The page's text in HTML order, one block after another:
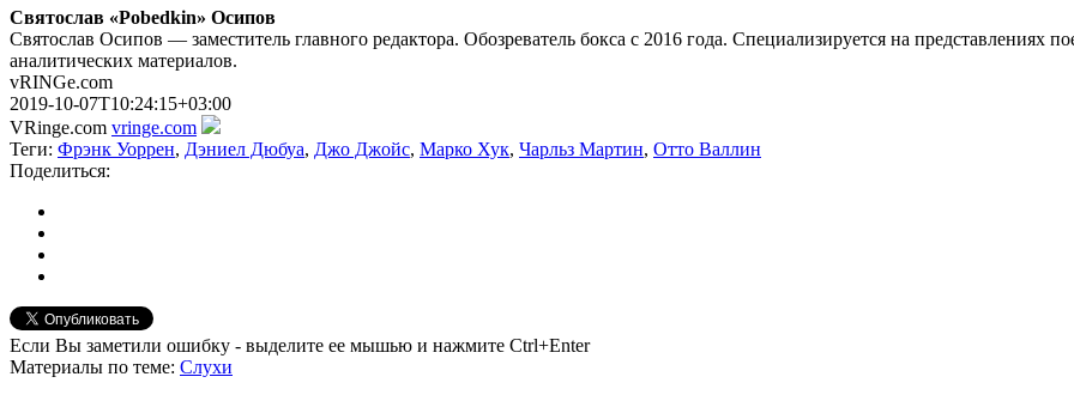
Святослав «Pobedkin» Осипов
Святослав Осипов — заместитель главного редактора. Обозреватель бокса с 2016 года. Специализируется на представлениях
аналитических материалов.
vRINGe.com
2019-10-07T10:24:15+03:00
VRinge.com vringe.com
Теги: Фрэнк Уоррен, Дэниел Дюбуа, Джо Джойс, Марко Хук, Чарльз Мартин, Отто Валлин
Поделиться:
Если Вы заметили ошибку - выделите ее мышью и нажмите Ctrl+Enter
Материалы по теме: Слухи